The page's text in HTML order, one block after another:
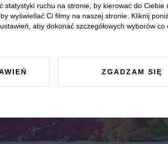
statystyki ruchu na stronie, by kierować do Ciebie
wyświetlać Ci filmy na naszej stronie. Kliknij
aby dokonać szczegółowych wyborów co
ZGADZAM SIĘ